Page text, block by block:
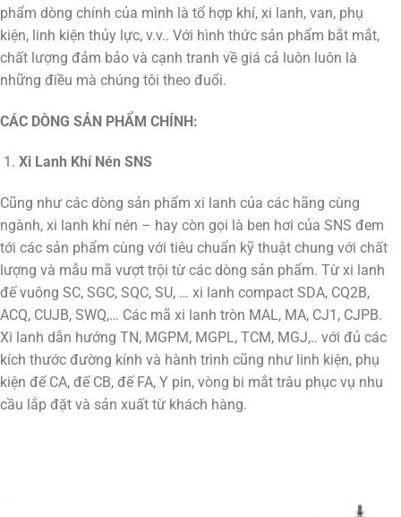
phẩm dòng chính của mình là tổ hợp khí, xi lanh, van, phụ
kiện, linh kiện thủy lực, v.v.. Với hình thức sản phẩm bắt mắt,
chất lượng đảm bảo và cạnh tranh về giá cả luôn luôn là
những điều mà chúng tôi theo đuổi.
CÁC DÒNG SẢN PHẨM CHÍNH:
Xi Lanh Khí Nén SNS
Cũng như các dòng sản phẩm xi lanh của các hãng cùng
ngành, xi lanh khí nén – hay còn gọi là ben hơi của SNS đem
tới các sản phẩm cùng với tiêu chuẩn kỹ thuật chung với chất
lượng và mẫu mã vượt trội từ các dòng sản phẩm. Từ xi lanh
đế vuông SC, SGC, SQC, SU, … xi lanh compact SDA, CQ2B,
ACQ, CUJB, SWQ,… Các mã xi lanh tròn MAL, MA, CJ1, CJPB.
Xi lanh dẫn hướng TN, MGPM, MGPL, TCM, MGJ,.. với đủ các
kích thước đường kính và hành trình cũng như linh kiện, phụ
kiện đế CA, đế CB, đế FA, Y pin, vòng bi mắt trâu phục vụ nhu
cầu lắp đặt và sản xuất từ khách hàng.